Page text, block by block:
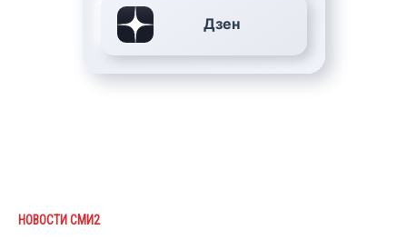
Дзен
НОВОСТИ СМИ2